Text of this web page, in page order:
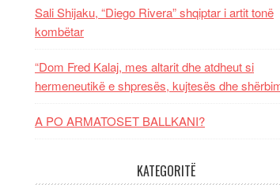
Sali Shijaku, “Diego Rivera” shqiptar i artit tonë
kombëtar
“Dom Fred Kalaj, mes altarit dhe atdheut si
hermeneutikë e shpresës, kujtesës dhe
A PO ARMATOSET BALLKANI?
KATEGORITË